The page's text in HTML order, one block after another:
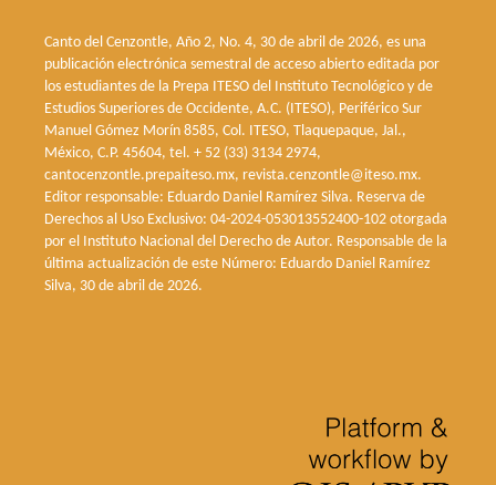
Canto del Cenzontle, Año 2, No. 4, 30 de abril de 2026, es una
publicación electrónica semestral de acceso abierto editada por
los estudiantes de la Prepa ITESO del Instituto Tecnológico y de
Estudios Superiores de Occidente, A.C. (ITESO), Periférico Sur
Manuel Gómez Morín 8585, Col. ITESO, Tlaquepaque, Jal.,
México, C.P. 45604, tel. + 52 (33) 3134 2974,
cantocenzontle.prepaiteso.mx, revista.cenzontle@iteso.mx.
Editor responsable: Eduardo Daniel Ramírez Silva. Reserva de
Derechos al Uso Exclusivo: 04-2024-053013552400-102 otorgada
por el Instituto Nacional del Derecho de Autor. Responsable de la
última actualización de este Número: Eduardo Daniel Ramírez
Silva, 30 de abril de 2026.